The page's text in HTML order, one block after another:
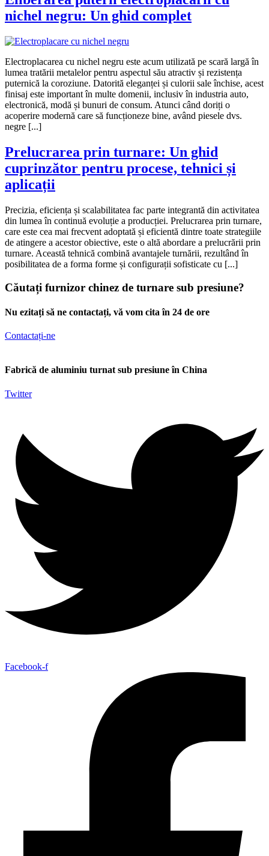
nichel negru: Un ghid complet
Electroplacarea cu nichel negru este acum utilizată pe scară largă în
lumea tratării metalelor pentru aspectul său atractiv și rezistența
puternică la coroziune. Datorită eleganței și culorii sale închise, acest
finisaj este important în multe domenii, inclusiv în industria auto,
electronică, modă și bunuri de consum. Atunci când doriți o
acoperire modernă care să funcționeze bine, având piesele dvs.
negre [...]
Prelucrarea prin turnare: Un ghid
cuprinzător pentru procese, tehnici și
aplicații
Precizia, eficiența și scalabilitatea fac parte integrantă din activitatea
din lumea în continuă evoluție a producției. Prelucrarea prin turnare,
care este cea mai frecvent adoptată și eficientă dintre toate strategiile
de atingere a acestor obiective, este o altă abordare a prelucrării prin
turnare. Această tehnică combină avantajele turnării, rezultând în
posibilitatea de a forma forme și configurații sofisticate cu [...]
Căutați furnizor chinez de turnare sub presiune?
Nu ezitați să ne contactați, vă vom cita în 24 de ore
Contactați-ne
Fabrică de aluminiu turnat sub presiune în China
Twitter
Facebook-f